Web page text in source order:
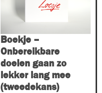
Boekje –
Onbereikbare
doelen gaan zo
lekker lang mee
(tweedekans)